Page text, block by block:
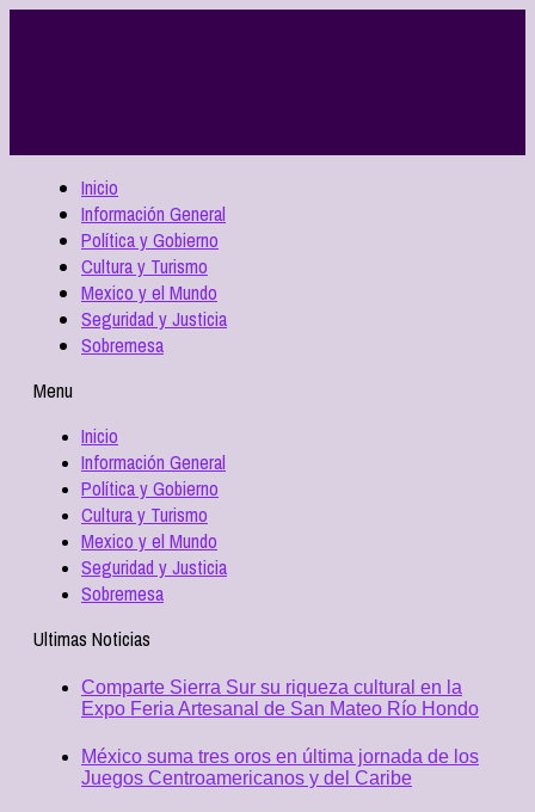
Inicio
Información General
Política y Gobierno
Cultura y Turismo
Mexico y el Mundo
Seguridad y Justicia
Sobremesa
Menu
Inicio
Información General
Política y Gobierno
Cultura y Turismo
Mexico y el Mundo
Seguridad y Justicia
Sobremesa
Ultimas Noticias
Comparte Sierra Sur su riqueza cultural en la
Expo Feria Artesanal de San Mateo Río Hondo
México suma tres oros en última jornada de los
Juegos Centroamericanos y del Caribe